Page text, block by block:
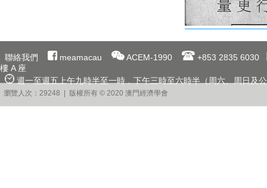
聯絡我們 meamacau ACEM-1990
+853 2835 6030
樓 A 座
週一至週五上午九時半至一時﹐下午三時至六時半（周六、周日及
瀏覽人次：29248 | 版權所有 © 2020 澳門經濟學會